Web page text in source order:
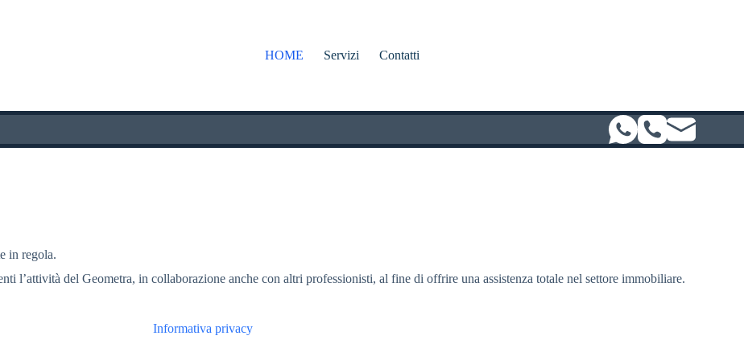
HOME Servizi Contatti
in regola.
l’attività del Geometra, in collaborazione anche con altri professionisti, al fine di offrire una assistenza totale nel settore immobiliare.
Informativa privacy